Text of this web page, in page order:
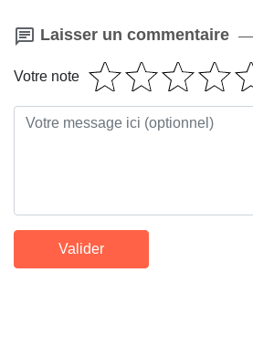
Laisser un commentaire
Votre note